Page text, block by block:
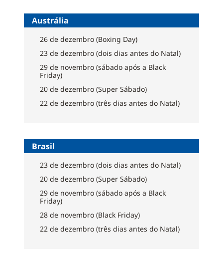
Austrália
26 de dezembro (Boxing Day)
23 de dezembro (dois dias antes do Natal)
29 de novembro (sábado após a Black
Friday)
20 de dezembro (Super Sábado)
22 de dezembro (três dias antes do Natal)
Brasil
23 de dezembro (dois dias antes do Natal)
20 de dezembro (Super Sábado)
29 de novembro (sábado após a Black
Friday)
28 de novembro (Black Friday)
22 de dezembro (três dias antes do Natal)